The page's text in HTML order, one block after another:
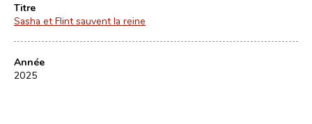
Titre
Sasha et Flint sauvent la reine
Année
2025